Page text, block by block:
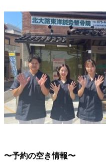
〜予約の空き情報〜